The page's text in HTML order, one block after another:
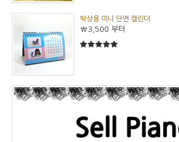
탁상용 미니 단면 캘린더
₩3,500 부터